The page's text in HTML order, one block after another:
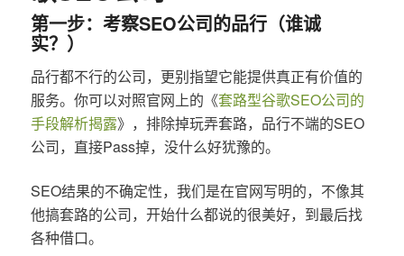
第一步：考察SEO公司的品行（谁诚
实？）
品行都不行的公司，更别指望它能提供真正有价值的
服务。你可以对照官网上的《套路型谷歌SEO公司的
手段解析揭露》，排除掉玩弄套路，品行不端的SEO
公司，直接Pass掉，没什么好犹豫的。
SEO结果的不确定性，我们是在官网写明的，不像其
他搞套路的公司，开始什么都说的很美好，到最后找
各种借口。